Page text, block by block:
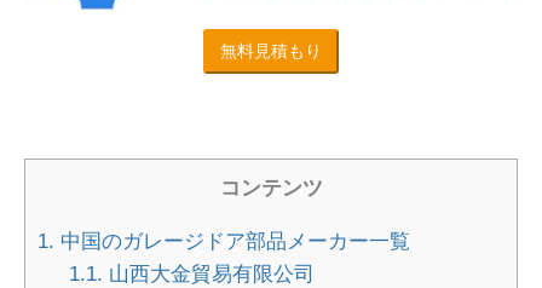
無料見積もり
コンテンツ
1. 中国のガレージドア部品メーカー一覧
1.1. 山西大金貿易有限公司